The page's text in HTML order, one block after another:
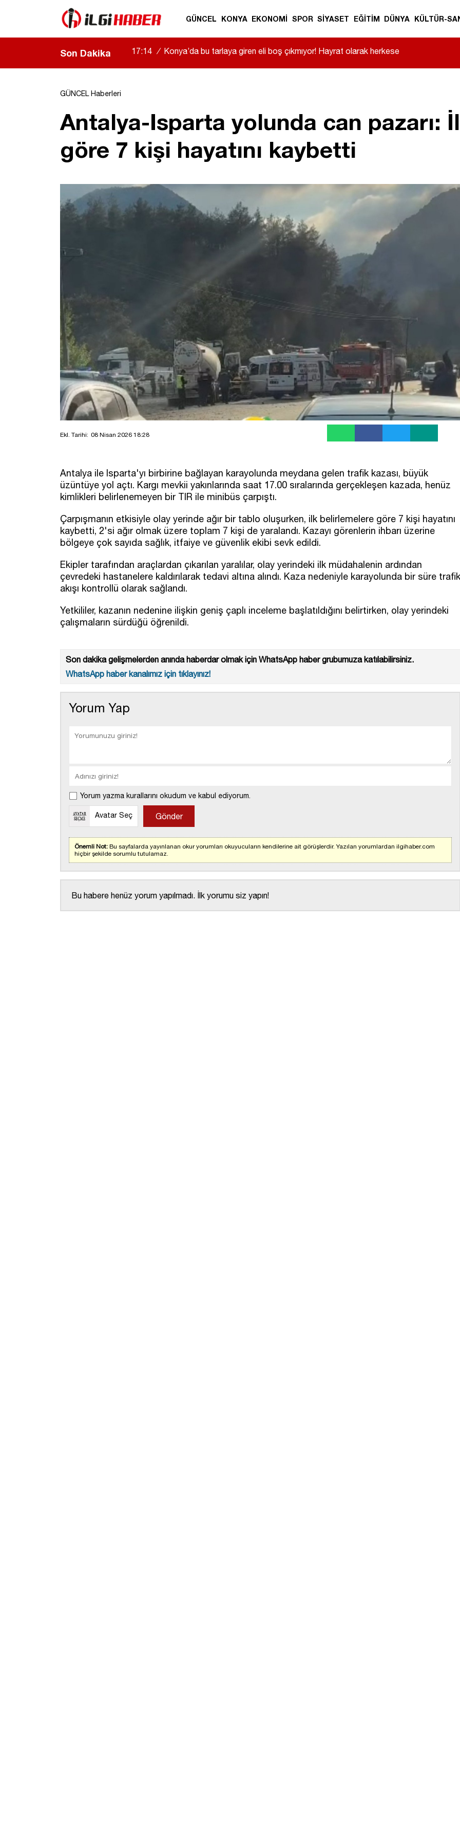
GÜNCEL KONYA EKONOMİ SPOR SİYASET EĞİTİM DÜNYA KÜLTÜR-
Son Dakika 17:14 / Konya’da bu tarlaya giren eli boş çıkmıyor! Hayrat olarak herkese
açıldı |
GÜNCEL Haberleri
Antalya-Isparta yolunda can pazarı:
göre 7 kişi hayatını kaybetti
Ekl. Tarihi: 08 Nisan 2026 18:28
Antalya ile Isparta'yı birbirine bağlayan karayolunda meydana gelen trafik kazası, büyük
üzüntüye yol açtı. Kargı mevkii yakınlarında saat 17.00 sıralarında gerçekleşen kazada, henüz
kimlikleri belirlenemeyen bir TIR ile minibüs çarpıştı.
Çarpışmanın etkisiyle olay yerinde ağır bir tablo oluşurken, ilk belirlemelere göre 7 kişi hayatını
kaybetti, 2'si ağır olmak üzere toplam 7 kişi de yaralandı. Kazayı görenlerin ihbarı üzerine
bölgeye çok sayıda sağlık, itfaiye ve güvenlik ekibi sevk edildi.
Ekipler tarafından araçlardan çıkarılan yaralılar, olay yerindeki ilk müdahalenin ardından
çevredeki hastanelere kaldırılarak tedavi altına alındı. Kaza nedeniyle karayolunda bir süre trafik
akışı kontrollü olarak sağlandı.
Yetkililer, kazanın nedenine ilişkin geniş çaplı inceleme başlatıldığını belirtirken, olay yerindeki
çalışmaların sürdüğü öğrenildi.
Son dakika gelişmelerden anında haberdar olmak için WhatsApp haber grubumuza katılabilirsiniz.
WhatsApp haber kanalımız için tıklayınız!
Yorum Yap
Yorum yazma kurallarını okudum ve kabul ediyorum.
Avatar Seç
Önemli Not: Bu sayfalarda yayınlanan okur yorumları okuyucuların kendilerine ait görüşlerdir. Yazılan yorumlardan ilgihaber.com
hiçbir şekilde sorumlu tutulamaz.
Bu habere henüz yorum yapılmadı. İlk yorumu siz yapın!